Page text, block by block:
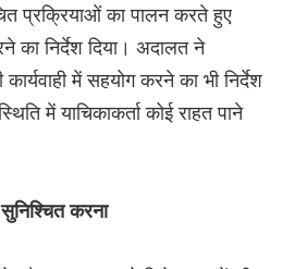
प्रक्रियाओं का पालन करते हुए
का निर्देश दिया। अदालत ने
में सहयोग करने का भी निर्देश
में याचिकाकर्ता कोई राहत पाने
करना